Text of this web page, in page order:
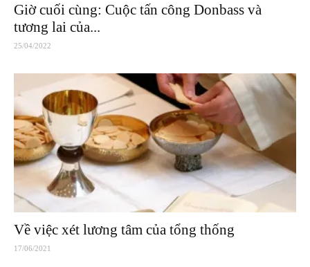
Giờ cuối cùng: Cuộc tấn công Donbass và
tương lai của...
25/04/2022
Về việc xét lương tâm của tổng thống
17/06/2021